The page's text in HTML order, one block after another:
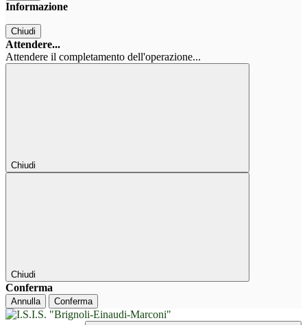
Informazione
Chiudi
Attendere...
Attendere il completamento dell'operazione...
Chiudi
Chiudi
Conferma
Annulla Conferma